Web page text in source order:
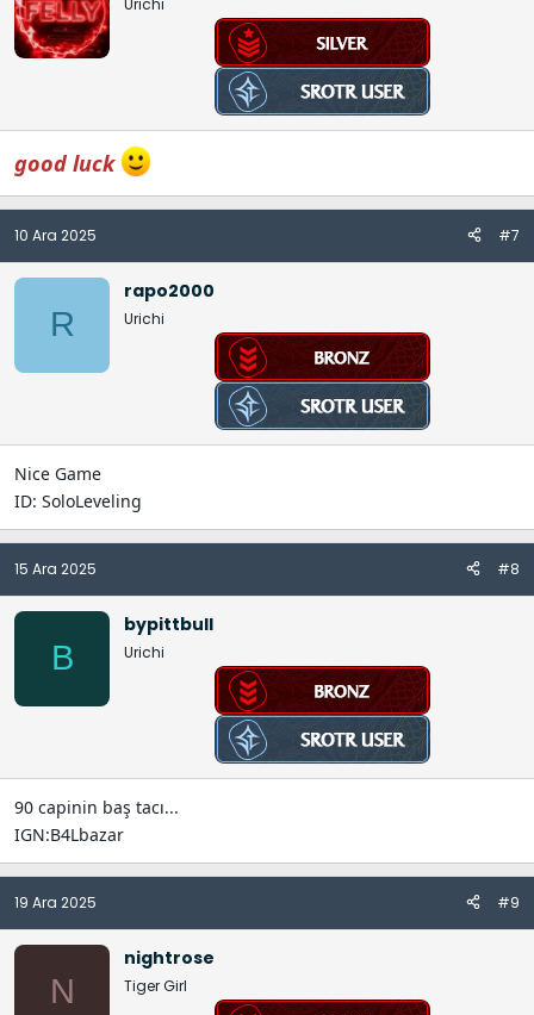
good luck
10 Ara 2025 #7
R
rapo2000
Urichi
Nice Game
ID: SoloLeveling
15 Ara 2025 #8
B
bypittbull
Urichi
90 capinin baş tacı...
IGN:B4Lbazar
19 Ara 2025 #9
N
nightrose
Tiger Girl